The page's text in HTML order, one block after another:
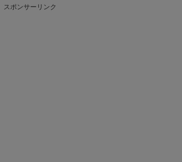
スポンサーリンク